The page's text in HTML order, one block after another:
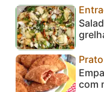
com